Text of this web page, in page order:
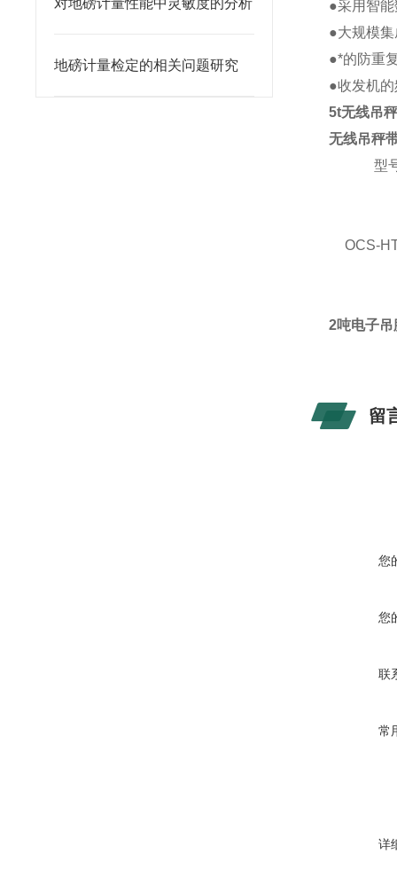
对地磅计量性能中灵敏度的分析
地磅计量检定的相关问题研究
●采用智
●大规模
●*的防重
●收发机
5t无线吊
无线吊秤
型
OCS-
2吨电子
留
您
您
联
常
详